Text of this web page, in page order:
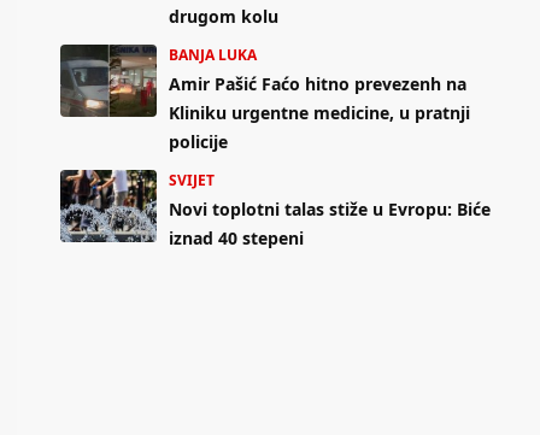
drugom kolu
BANJA LUKA
Amir Pašić Faćo hitno prevezenh na
Kliniku urgentne medicine, u pratnji
policije
SVIJET
Novi toplotni talas stiže u Evropu: Biće
iznad 40 stepeni